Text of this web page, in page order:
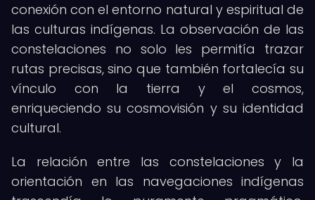
conexión con el entorno natural y espiritual de
las culturas indígenas. La observación de las
constelaciones no solo les permitía trazar
rutas precisas, sino que también fortalecía su
vínculo con la tierra y el cosmos,
enriqueciendo su cosmovisión y su identidad
cultural.
La relación entre las constelaciones y la
orientación en las navegaciones indígenas